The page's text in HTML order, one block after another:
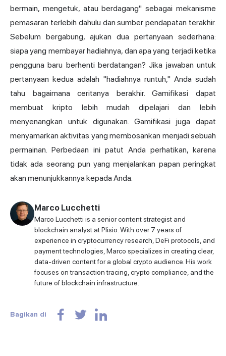
bermain, mengetuk, atau berdagang" sebagai mekanisme
pemasaran terlebih dahulu dan sumber pendapatan terakhir.
Sebelum bergabung, ajukan dua pertanyaan sederhana:
siapa yang membayar hadiahnya, dan apa yang terjadi ketika
pengguna baru berhenti berdatangan? Jika jawaban untuk
pertanyaan kedua adalah "hadiahnya runtuh," Anda sudah
tahu bagaimana ceritanya berakhir. Gamifikasi dapat
membuat kripto lebih mudah dipelajari dan lebih
menyenangkan untuk digunakan. Gamifikasi juga dapat
menyamarkan aktivitas yang membosankan menjadi sebuah
permainan. Perbedaan ini patut Anda perhatikan, karena
tidak ada seorang pun yang menjalankan papan peringkat
akan menunjukkannya kepada Anda.
Marco Lucchetti
Marco Lucchetti is a senior content strategist and
blockchain analyst at Plisio. With over 7 years of
experience in cryptocurrency research, DeFi protocols, and
payment technologies, Marco specializes in creating clear,
data-driven content for a global crypto audience. His work
focuses on transaction tracing, crypto compliance, and the
future of blockchain infrastructure.
Bagikan di